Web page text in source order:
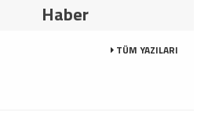
Haber
TÜM YAZILARI